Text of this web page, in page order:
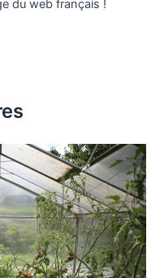
du web français !